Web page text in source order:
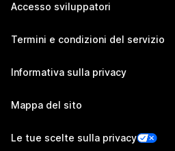
Accesso sviluppatori
Termini e condizioni del servizio
Informativa sulla privacy
Mappa del sito
Le tue scelte sulla privacy